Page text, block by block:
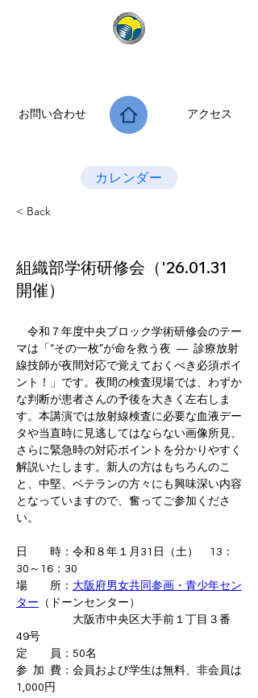
お問い合わせ アクセス
カレンダー
< Back
組織部学術研修会（'26.01.31
開催）
令和７年度中央ブロック学術研修会のテー
マは「“その一枚”が命を救う夜 ― 診療放射
線技師が夜間対応で覚えておくべき必須ポイ
ント！」です。夜間の検査現場では、わずか
な判断が患者さんの予後を大きく左右しま
す。本講演では放射線検査に必要な血液デー
タや当直時に見逃してはならない画像所見、
さらに緊急時の対応ポイントを分かりやすく
解説いたします。新人の方はもちろんのこ
と、中堅、ベテランの方々にも興味深い内容
となっていますので、奮ってご参加くださ
い。
日　　時：令和８年１月31日（土）　13：
30～16：30
場　　所： 大阪府男女共同参画・青少年セン
ター （ドーンセンター）
大阪市中央区大手前１丁目３番
49号
定　　員：50名
参 加 費：会員および学生は無料、非会員は
1,000円